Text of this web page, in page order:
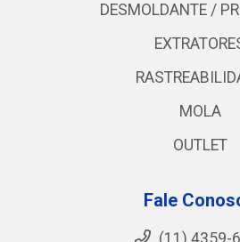
DESMOLDANTE /
MOLA
OUTLET
Fale